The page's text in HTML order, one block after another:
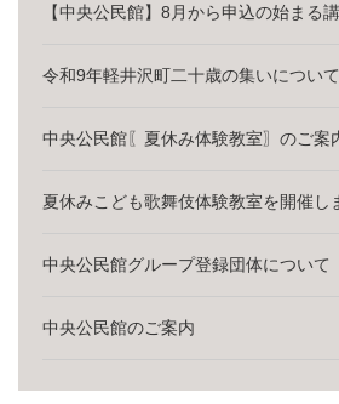
【中央公民館】8月から申込の始まる
令和9年軽井沢町二十歳の集いについて
中央公民館〖夏休み体験教室〗のご案
夏休みこども歌舞伎体験教室を開催し
中央公民館グループ登録団体について
中央公民館のご案内